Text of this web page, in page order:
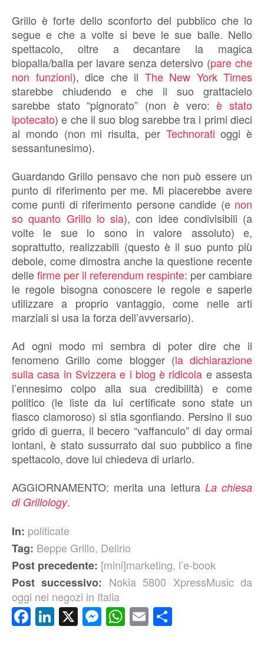
Grillo è forte dello sconforto del pubblico che lo
segue e che a volte si beve le sue balle. Nello
spettacolo, oltre a decantare la magica
biopalla/balla per lavare senza detersivo (pare che
non funzioni), dice che il The New York Times
starebbe chiudendo e che il suo grattacielo
sarebbe stato “pignorato” (non è vero:è stato
ipotecato) e che il suo blog sarebbe tra i primi dieci
al mondo (non mi risulta, per Technorati oggi è
sessantunesimo).
Guardando Grillo pensavo che non può essere un
punto di riferimento per me. Mi piacerebbe avere
come punti di riferimento persone candide (e non
so quanto Grillo lo sia), con idee condivisibili (a
volte le sue lo sono in valore assoluto) e,
soprattutto, realizzabili (questo è il suo punto più
debole, come dimostra anche la questione recente
dellefirme per il referendum respinte: per cambiare
le regole bisogna conoscere le regole e saperle
utilizzare a proprio vantaggio, come nelle arti
marziali si usa la forza dell’avversario).
Ad ogni modo mi sembra di poter dire che il
fenomeno Grillo come blogger (la dichiarazione
sulla casa in Svizzera e i blog è ridicola e assesta
l’ennesimo colpo alla sua credibilità) e come
politico (le liste da lui certificate sono state un
fiasco clamoroso) si stia sgonfiando. Persino il suo
grido di guerra, il becero “vaffanculo” di day ormai
lontani, è stato sussurrato dal suo pubblico a fine
spettacolo, dove lui chiedeva di urlarlo.
AGGIORNAMENTO: merita una lettura La chiesa
di Grillology.
In: politicate
Tag: Beppe Grillo, Delirio
Post precedente: [mini]marketing, l’e-book
Post successivo: Nokia 5800 XpressMusic da
oggi nei negozi in Italia
Facebook
LinkedIn
X Messenger
WhatsApp
Email